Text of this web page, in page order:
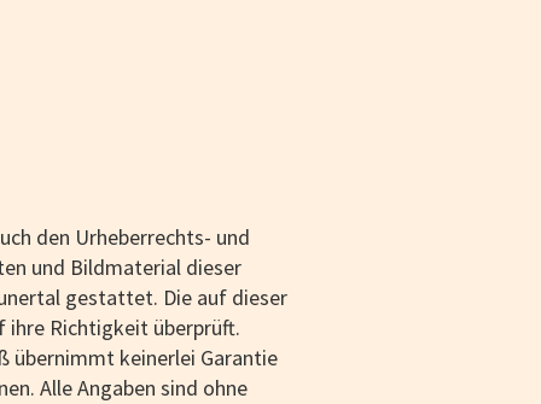
den Urheberrechts- und
und Bildmaterial dieser
gestattet. Die auf dieser
ihre Richtigkeit überprüft.
übernimmt keinerlei Garantie
Alle Angaben sind ohne